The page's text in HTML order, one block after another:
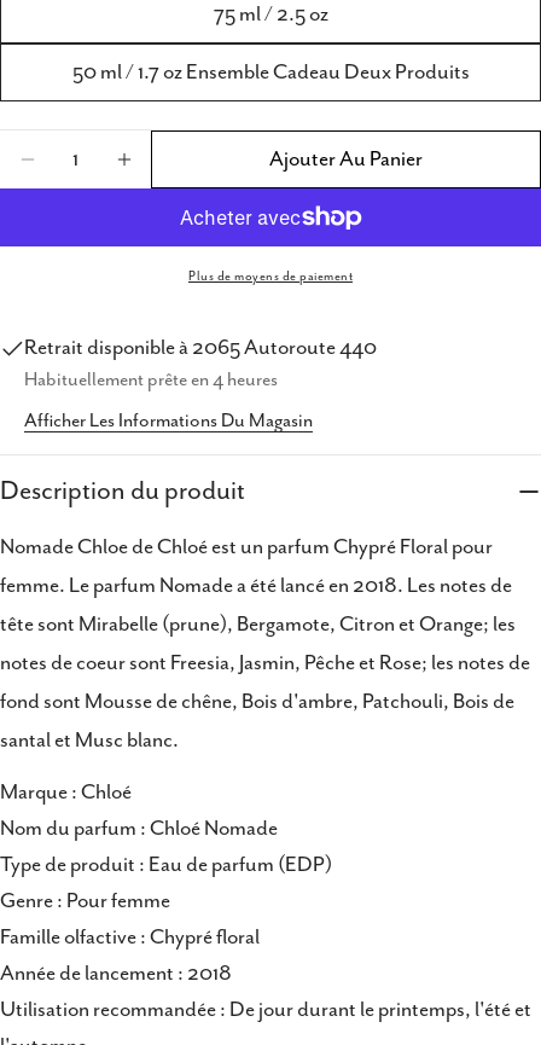
75 ml / 2.5 oz
50 ml / 1.7 oz Ensemble Cadeau Deux Produits
Diminuer La Quantité Pour Chloe Nomade
Augmenter La Quantité Pour Chloe
Ajouter Au Panier
Plus de moyens de paiement
Retrait disponible à 2065 Autoroute 440
Habituellement prête en 4 heures
Afficher Les Informations Du Magasin
Description du produit
Nomade Chloe de Chloé est un parfum Chypré Floral pour
femme. Le parfum Nomade a été lancé en 2018. Les notes de
tête sont Mirabelle (prune), Bergamote, Citron et Orange; les
notes de coeur sont Freesia, Jasmin, Pêche et Rose; les notes de
fond sont Mousse de chêne, Bois d'ambre, Patchouli, Bois de
santal et Musc blanc.
Marque : Chloé
Nom du parfum : Chloé Nomade
Type de produit : Eau de parfum (EDP)
Genre : Pour femme
Famille olfactive : Chypré floral
Année de lancement : 2018
Utilisation recommandée : De jour durant le printemps, l'été et
PartagerPartagerÉpingler